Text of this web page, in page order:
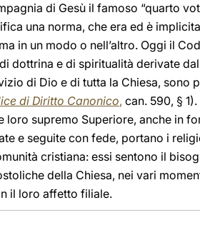
di Gesù il famoso “quarto
una norma, che era ed è
in un modo o nell’altro. Oggi il
dottrina e di spiritualità derivate
di Dio e di tutta la Chiesa, sono
di Diritto Canonico, can. 590, §
supremo Superiore, anche in
e seguite con fede, portano i
cristiana: essi sentono il
della Chiesa, nei vari
il loro affetto filiale.